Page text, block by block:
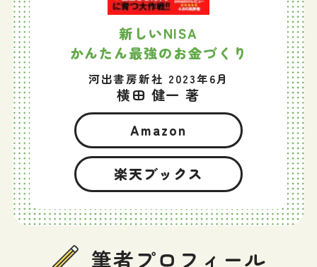
新しいNISA
かんたん最強のお金づくり
河出書房新社 2023年6月
横田 健一 著
Amazon
楽天ブックス
筆者プロフィール